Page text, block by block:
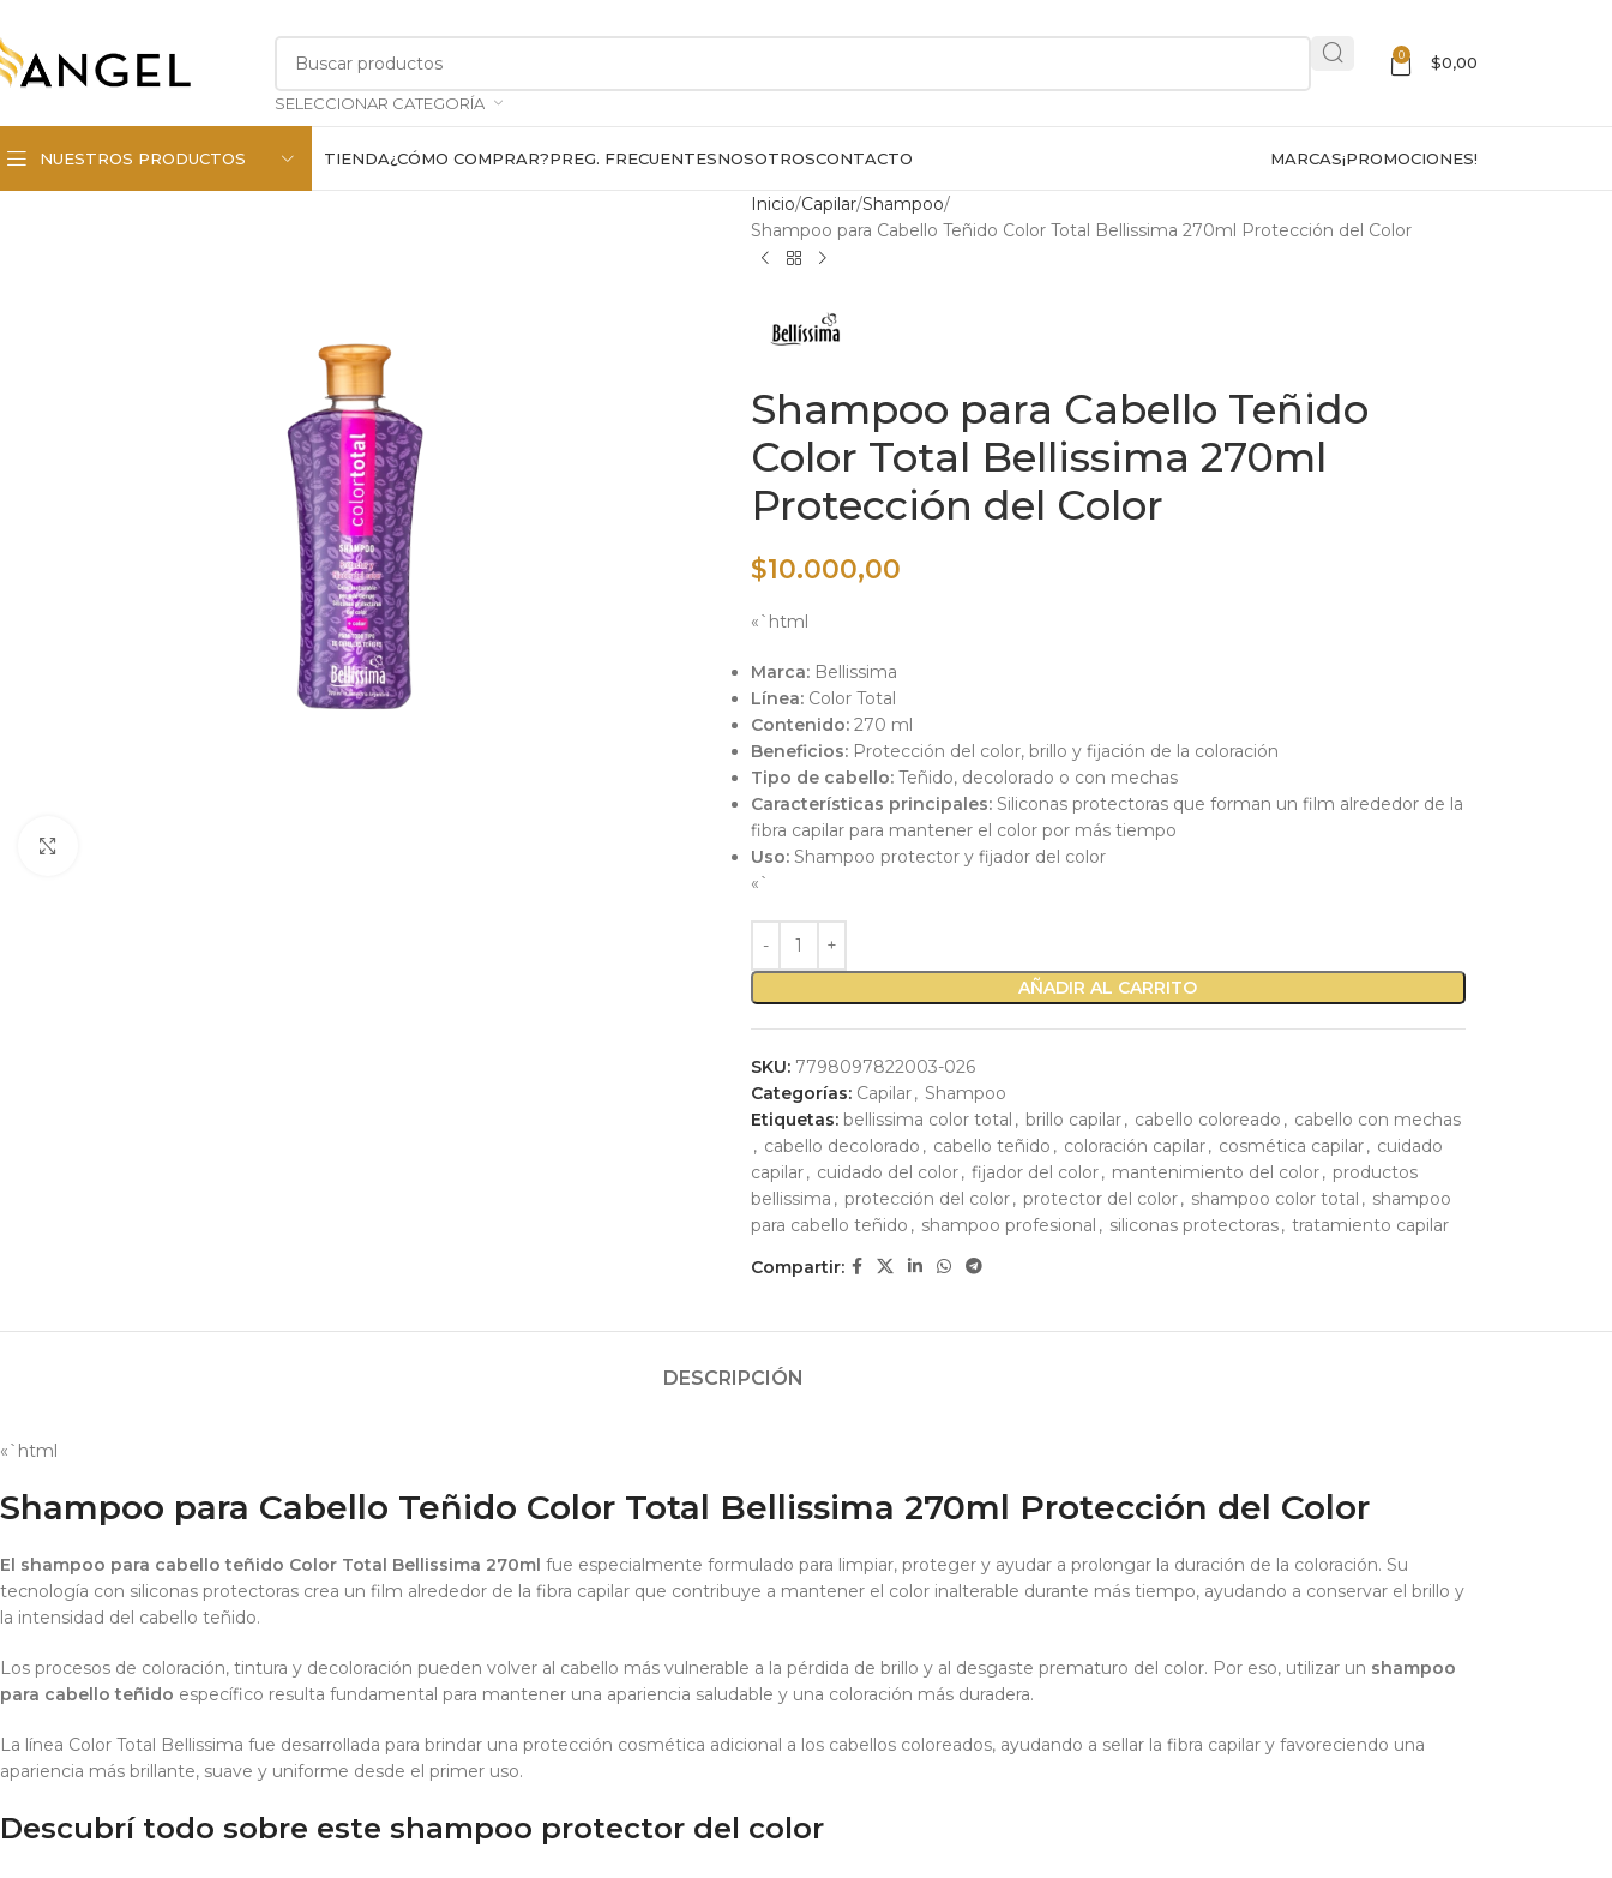
SELECCIONAR CATEGORÍA
0 $0,00
NUESTROS PRODUCTOS TIENDA¿CÓMO COMPRAR?PREG. FRECUENTESNOSOTROSCONTACTO MARCAS¡PROMOCIONES!
Inicio Capilar Shampoo
Shampoo para Cabello Teñido Color Total Bellissima 270ml Protección del Color
Shampoo para Cabello Teñido
Color Total Bellissima 270ml
Protección del Color
$10.000,00
«`html
Marca:Bellissima
Línea:Color Total
Contenido:270 ml
Beneficios:Protección del color, brillo y fijación de la coloración
Tipo de cabello:Teñido, decolorado o con mechas
Características principales:Siliconas protectoras que forman un film alrededor de la
fibra capilar para mantener el color por más tiempo
Uso:Shampoo protector y fijador del color
«`
AÑADIR AL CARRITO
SKU: 7798097822003-026
Categorías: Capilar, Shampoo
Etiquetas: bellissima color total , brillo capilar, cabello coloreado , cabello con mechas
, cabello decolorado , cabello teñido , coloración capilar, cosmética capilar, cuidado
capilar, cuidado del color, fijador del color, mantenimiento del color, productos
bellissima , protección del color, protector del color, shampoo color total , shampoo
para cabello teñido , shampoo profesional , siliconas protectoras, tratamiento capilar
Compartir:
DESCRIPCIÓN
«`html
Shampoo para Cabello Teñido Color Total Bellissima 270ml Protección del Color
El shampoo para cabello teñido Color Total Bellissima 270ml fue especialmente formulado para limpiar, proteger y ayudar a prolongar la duración de la coloración. Su
tecnología con siliconas protectoras crea un film alrededor de la fibra capilar que contribuye a mantener el color inalterable durante más tiempo, ayudando a conservar el brillo y
la intensidad del cabello teñido.
Los procesos de coloración, tintura y decoloración pueden volver al cabello más vulnerable a la pérdida de brillo y al desgaste prematuro del color. Por eso, utilizar un shampoo
para cabello teñido específico resulta fundamental para mantener una apariencia saludable y una coloración más duradera.
La línea Color Total Bellissima fue desarrollada para brindar una protección cosmética adicional a los cabellos coloreados, ayudando a sellar la fibra capilar y favoreciendo una
apariencia más brillante, suave y uniforme desde el primer uso.
Descubrí todo sobre este shampoo protector del color